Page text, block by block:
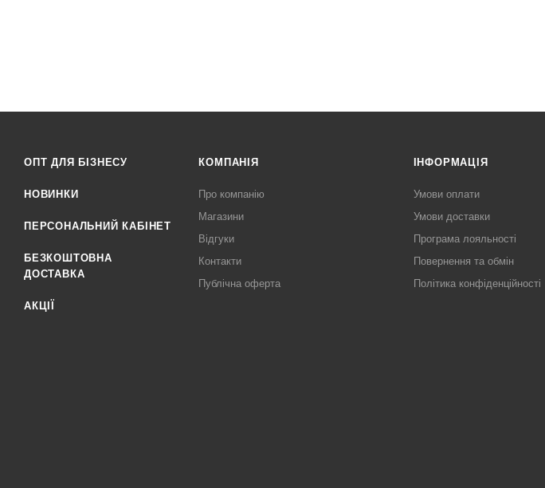
ОПТ ДЛЯ БІЗНЕСУ
НОВИНКИ
ПЕРСОНАЛЬНИЙ КАБІНЕТ
БЕЗКОШТОВНА
ДОСТАВКА
АКЦІЇ
КОМПАНІЯ
Про компанію
Магазини
Відгуки
Контакти
Публічна оферта
ІНФОРМАЦІЯ
Умови оплати
Умови доставки
Програма лояльності
Повернення та обмін
Політика конфіденційності